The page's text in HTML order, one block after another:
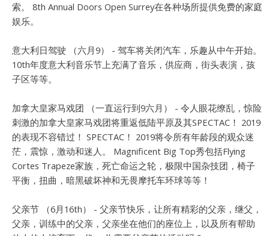
索。 8th Annual Doors Open Surrey在各种场所提供免费的家庭
娱乐。
意大利日驾驶 （六月9） - 驾车将关闭汽车，乐趣从中午开始。
10th年度意大利音乐节上充满了音乐，供应商，街头表演，孩
子区等等。
加拿大皇家马戏团 （一直运行到9六月） - 令人眼花缭乱，惊险
刺激的加拿大皇家马戏团将重返低陆平原及其SPECTAC！ 2019
的表现不容错过！ SPECTAC！ 2019将令所有年龄段的观众迷
茫，震惊，激动和迷人。 Magnificent Big Top秀包括Flying
Cortes Trapeze家族，死亡命运之轮，极限中国杂技团，椅子
平衡，扭曲，暗黑破坏神和无畏摩托车环球等等！
父亲节 （6月16th） - 父亲节快乐，让所有精彩的父亲，继父，
父亲，训练中的父亲，父亲坐在他们的座位上，以及所有帮助